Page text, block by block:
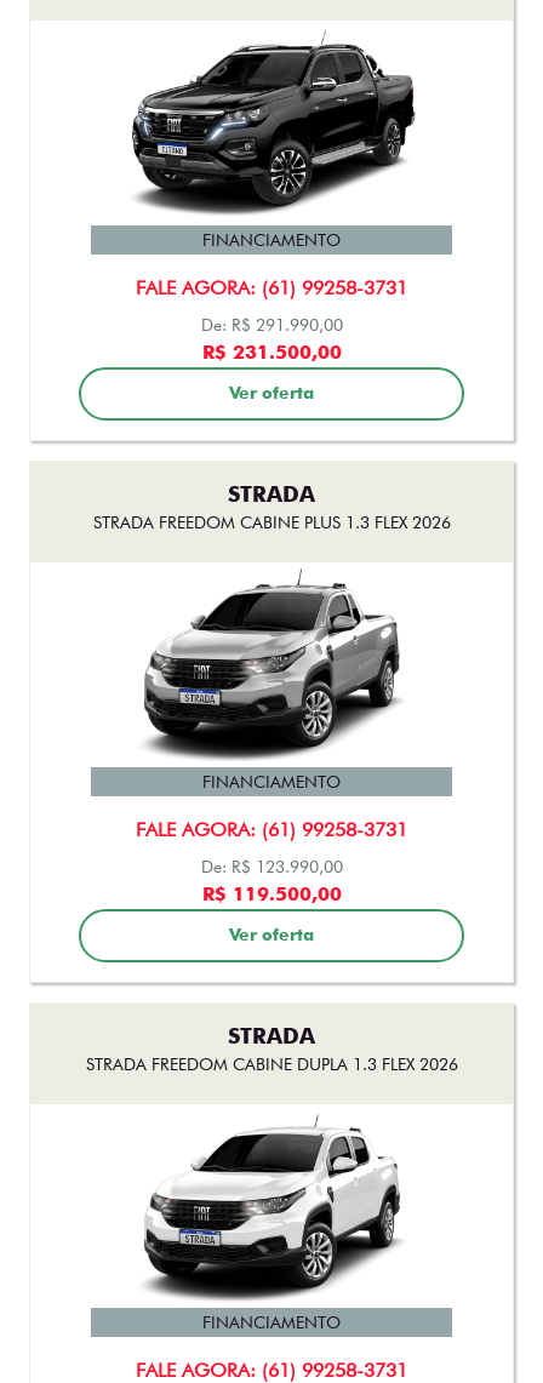
FALE AGORA: (61) 99258-3731
FINANCIAMENTO
De: R$ 291.990,00
R$ 231.500,00
Ver oferta
STRADA
STRADA FREEDOM CABINE PLUS 1.3 FLEX 2026
FALE AGORA: (61) 99258-3731
FINANCIAMENTO
De: R$ 123.990,00
R$ 119.500,00
Ver oferta
STRADA
STRADA FREEDOM CABINE DUPLA 1.3 FLEX 2026
FALE AGORA: (61) 99258-3731
FINANCIAMENTO